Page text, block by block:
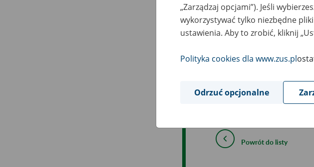
4 sierpnia 2023 r., w
ograniczenia w
W tym czasie planujemy
Przepraszamy za utrudnienia.
Powrót do listy
„Zarządzaj opcjami”). Jeśli
wykorzystywać tylko niezbędne
ustawienia. Aby to zrobić, kliknij
Polityka cookies dla www.zus.pl
Odrzuć opcjonalne